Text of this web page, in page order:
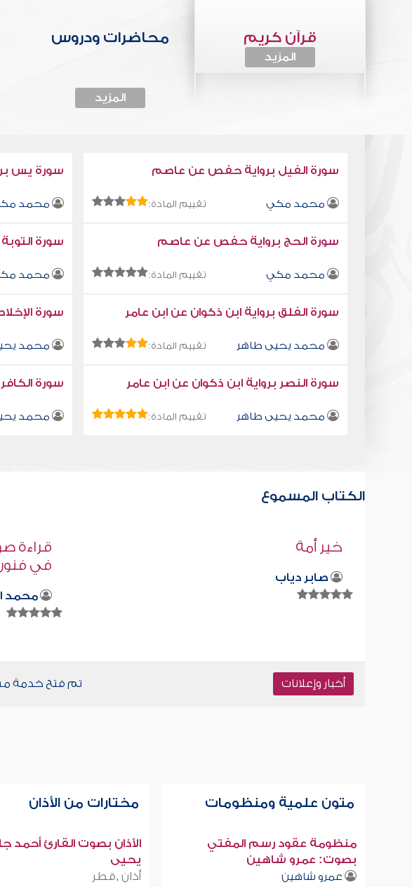
قرآن كريم
المزيد
محاضرات ودروس
المزيد
سورة الفيل برواية حفص عن عاصم
محمد مكي تقييم المادة:
سورة يس
محمد
سورة الحج برواية حفص عن عاصم
محمد مكي تقييم المادة:
سورة
محمد
سورة الفلق برواية ابن ذكوان عن ابن عامر
محمد يحيى طاهر تقييم المادة:
سورة
محمد
سورة النصر برواية ابن ذكوان عن ابن عامر
محمد يحيى طاهر تقييم المادة:
سورة
محمد
الكتاب المسموع
قراءة صوتية لكتاب استمتع بحياتك " كتاب
محمد العريفي
قراءة
في فنون
محمد
أخبار وإعلانات تم فتح خدمة
متون علمية ومنظومات
منظومة عقود رسم المفتي
بصوت: عمرو شاهين
عمرو شاهين
مختارات من الأذان
الأذان بصوت القارئ أحمد
يحيى
أذان ,قطر